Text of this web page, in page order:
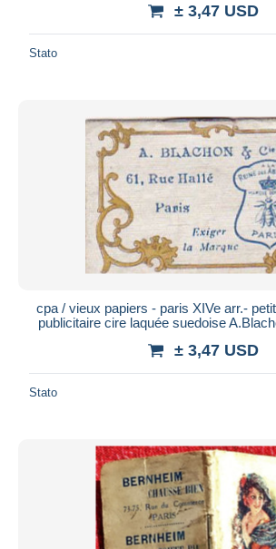
± 3,47 USD
Stato
cpa / vieux papiers - paris XIVe arr.-
publicitaire cire laquée suedoise
± 3,47 USD
Stato